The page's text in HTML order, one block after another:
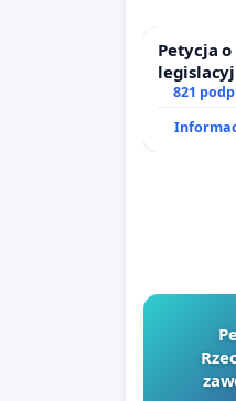
Petycja
prawa
821